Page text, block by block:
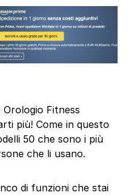
Orologio Fitness
più! Come in questo
50 che sono i più
che li usano.
di funzioni che stai